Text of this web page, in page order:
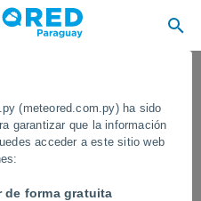
(meteored.com.py) ha sido
garantizar que la información
acceder a este sitio web
de forma gratuita